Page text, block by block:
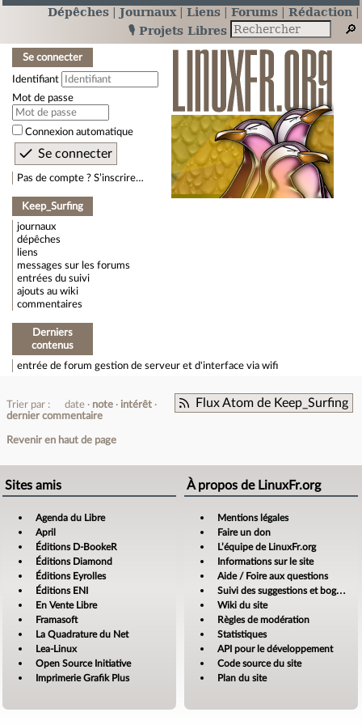
Dépêches Journaux Liens Forums
Rédaction
🎙️ Projets Libres
Se connecter
Identifiant
Mot de passe
Connexion automatique
Pas de compte ? S’inscrire…
Keep_Surfing
journaux
dépêches
liens
messages sur les forums
entrées du suivi
ajouts au wiki
commentaires
Derniers
contenus
entrée de forum gestion de serveur et d'interface via wifi
Flux Atom de Keep_Surfing
Trier par : date note
intérêt
dernier commentaire
Revenir en haut de page
Sites amis
Agenda du Libre
April
Éditions D-BookeR
Éditions Diamond
Éditions Eyrolles
Éditions ENI
En Vente Libre
Framasoft
La Quadrature du Net
Lea-Linux
Open Source Initiative
Imprimerie Grafik Plus
À propos de LinuxFr.org
Mentions légales
Faire un don
L’équipe de LinuxFr.org
Informations sur le site
Aide / Foire aux questions
Suivi des suggestions et bogues
Wiki du site
Règles de modération
Statistiques
API pour le développement
Code source du site
Plan du site